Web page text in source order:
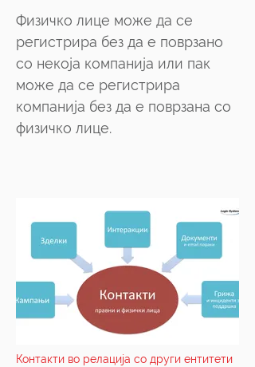
Физичко лице може да се
регистрира без да е поврзано
со некоја компанија или пак
може да се регистрира
компанија без да е поврзана со
физичко лице.
Контакти во релација со други ентитети